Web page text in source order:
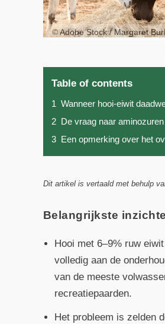
© Adobe Stock / Margaret
Table of contents
1 Wanneer hooi-eiwit
2 De vraag naar
3 Een opmerking over het
Dit artikel is vertaald met behulp
Belangrijkste
Hooi met 6–9% ruw
volledig aan de
van de meeste
recreatiepaarden.
Het probleem is zelden